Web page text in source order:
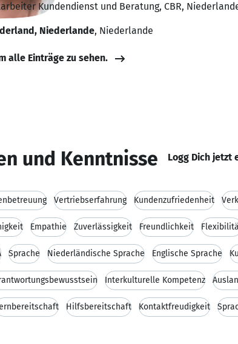
Kundendienst und Beratung, CBR,
Niederlande, Niederlande
alle Einträge zu sehen.
und Kenntnisse Logg Dich jetzt
Vertriebserfahrung Kundenzufriedenheit
Empathie Zuverlässigkeit Freundlichkeit
Sprache Niederländische Sprache Englische Sprache
Interkulturelle Kompetenz
Hilfsbereitschaft Kontaktfreudigkeit